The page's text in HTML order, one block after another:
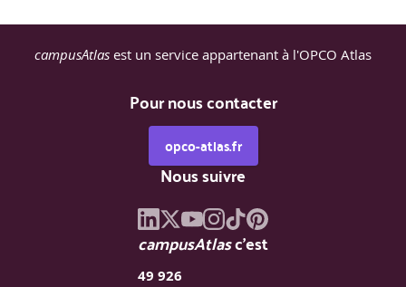
campusAtlas est un service appartenant à l'OPCO Atlas
Pour nous contacter
opco-atlas.fr
Nous suivre
campusAtlasc'est
49 926